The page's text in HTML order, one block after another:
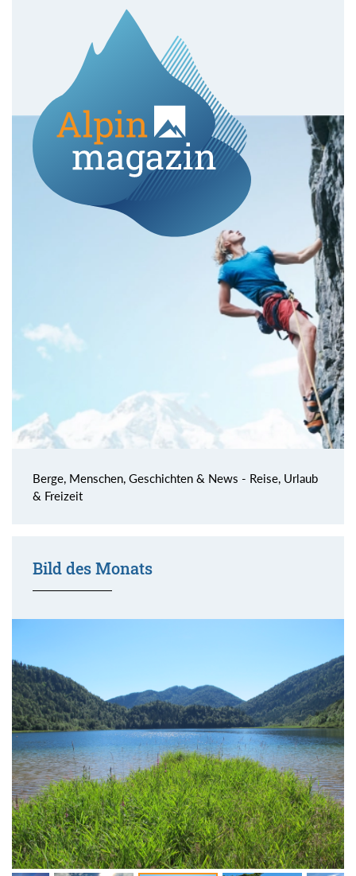
Berge, Menschen, Geschichten & News - Reise, Urlaub
& Freizeit
Bild des Monats